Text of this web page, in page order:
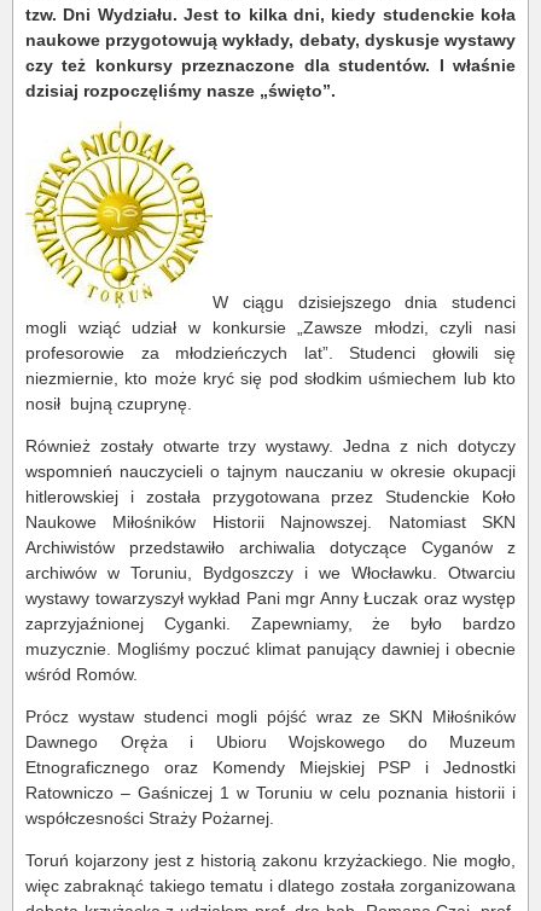
tzw. Dni Wydziału. Jest to kilka dni, kiedy studenckie koła
naukowe przygotowują wykłady, debaty, dyskusje wystawy
czy też konkursy przeznaczone dla studentów. I właśnie
dzisiaj rozpoczęliśmy nasze „święto”.
W ciągu dzisiejszego dnia studenci
mogli wziąć udział w konkursie „Zawsze młodzi, czyli nasi
profesorowie za młodzieńczych lat”. Studenci głowili się
niezmiernie, kto może kryć się pod słodkim uśmiechem lub kto
nosił bujną czuprynę.
Również zostały otwarte trzy wystawy. Jedna z nich dotyczy
wspomnień nauczycieli o tajnym nauczaniu w okresie okupacji
hitlerowskiej i została przygotowana przez Studenckie Koło
Naukowe Miłośników Historii Najnowszej. Natomiast SKN
Archiwistów przedstawiło archiwalia dotyczące Cyganów z
archiwów w Toruniu, Bydgoszczy i we Włocławku. Otwarciu
wystawy towarzyszył wykład Pani mgr Anny Łuczak oraz występ
zaprzyjaźnionej Cyganki. Zapewniamy, że było bardzo
muzycznie. Mogliśmy poczuć klimat panujący dawniej i obecnie
wśród Romów.
Prócz wystaw studenci mogli pójść wraz ze SKN Miłośników
Dawnego Oręża i Ubioru Wojskowego do Muzeum
Etnograficznego oraz Komendy Miejskiej PSP i Jednostki
Ratowniczo – Gaśniczej 1 w Toruniu w celu poznania historii i
współczesności Straży Pożarnej.
Toruń kojarzony jest z historią zakonu krzyżackiego. Nie mogło,
więc zabraknąć takiego tematu i dlatego została zorganizowana